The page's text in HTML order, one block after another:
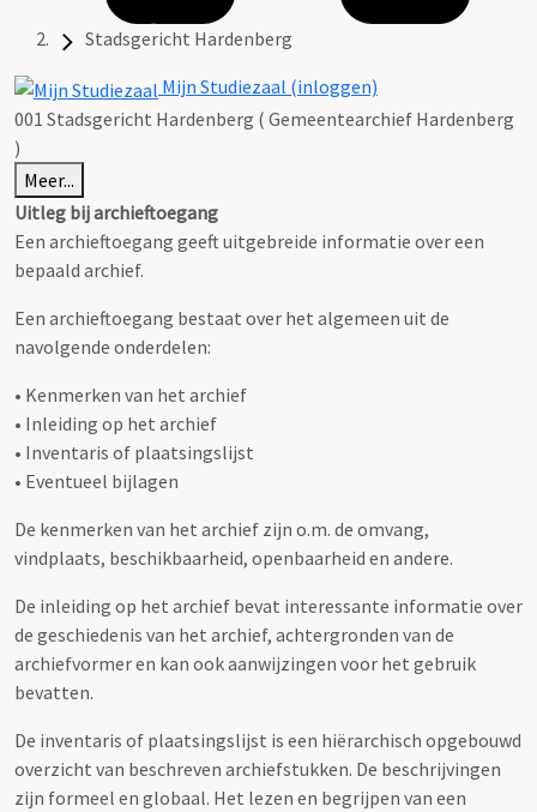
Stadsgericht Hardenberg
Mijn Studiezaal (inloggen)
001 Stadsgericht Hardenberg ( Gemeentearchief Hardenberg
)
Meer...
Uitleg bij archieftoegang
Een archieftoegang geeft uitgebreide informatie over een
bepaald archief.
Een archieftoegang bestaat over het algemeen uit de
navolgende onderdelen:
• Kenmerken van het archief
• Inleiding op het archief
• Inventaris of plaatsingslijst
• Eventueel bijlagen
De kenmerken van het archief zijn o.m. de omvang,
vindplaats, beschikbaarheid, openbaarheid en andere.
De inleiding op het archief bevat interessante informatie over
de geschiedenis van het archief, achtergronden van de
archiefvormer en kan ook aanwijzingen voor het gebruik
bevatten.
De inventaris of plaatsingslijst is een hiërarchisch opgebouwd
overzicht van beschreven archiefstukken. De beschrijvingen
zijn formeel en globaal. Het lezen en begrijpen van een